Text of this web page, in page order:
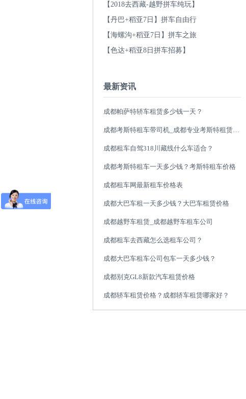
【2018去西藏-越野拼车纯玩】
【丹巴+稻亚7日】拼车自由行
【海螺沟+稻亚7日】拼车之旅
【色达+稻亚8日拼车招募】
最新资讯
成都帕萨特轿车租赁多少钱一天？
成都考斯特租车带司机_成都专业考斯特租赁平台
成都租车自驾318川藏线什么车适合？
成都考斯特租车一天多少钱？考斯特租车价格
成都租车网最新租车价格表
成都大巴车租一天多少钱？大巴车租赁价格
成都越野车租赁_成都越野车租车公司
成都租车去西藏怎么选租车公司？
成都大巴车租车公司包车一天多少钱？
成都别克GL8新款汽车租赁价格
成都轿车租赁价格？成都轿车租赁哪家好？